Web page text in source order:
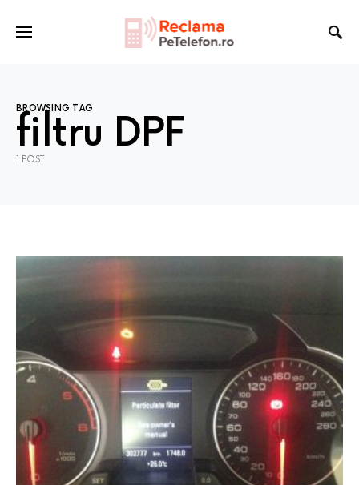
BROWSING TAG
filtru DPF
1 POST